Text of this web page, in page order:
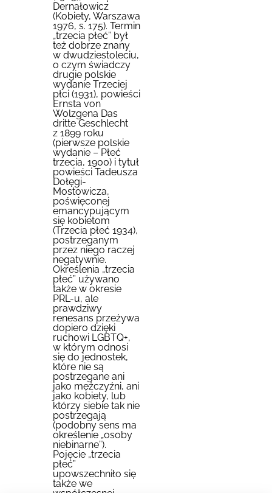
Dernałowicz
(Kobiety, Warszawa
1976, s. 175). Termin
„trzecia płeć” był
też dobrze znany
w dwudziestoleciu,
o czym świadczy
drugie polskie
wydanie Trzeciej
płci (1931), powieści
Ernsta von
Wolzgena Das
dritte Geschlecht
z 1899 roku
(pierwsze polskie
wydanie – Płeć
trzecia, 1900) i tytuł
powieści Tadeusza
Dołęgi-
Mostowicza,
poświęconej
emancypującym
się kobietom
(Trzecia płeć 1934),
postrzeganym
przez niego raczej
negatywnie.
Określenia „trzecia
płeć” używano
także w okresie
PRL-u, ale
prawdziwy
renesans przeżywa
dopiero dzięki
ruchowi LGBTQ+,
w którym odnosi
się do jednostek,
które nie są
postrzegane ani
jako mężczyźni, ani
jako kobiety, lub
którzy siebie tak nie
postrzegają
(podobny sens ma
określenie „osoby
niebinarne”).
Pojęcie „trzecia
płeć”
upowszechniło się
także we